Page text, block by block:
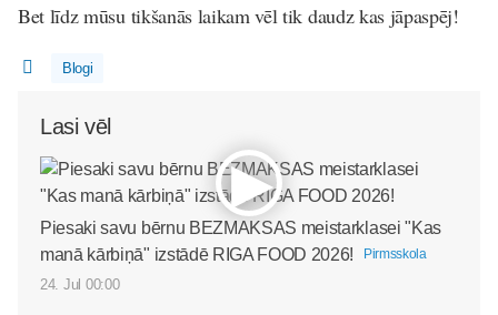
Bet līdz mūsu tikšanās laikam vēl tik daudz kas jāpaspēj!
Blogi
Lasi vēl
Piesaki savu bērnu BEZMAKSAS meistarklasei "Kas
manā kārbiņā" izstādē RIGA FOOD 2026!
Pirmsskola
24. Jul 00:00